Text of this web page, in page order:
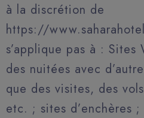
à la discrétion de
https://
s’applique pas à :
des nuitées avec
que des visites, des
etc. ; sites d’enchères